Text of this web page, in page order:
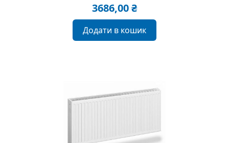
3686,00₴
Додати в кошик